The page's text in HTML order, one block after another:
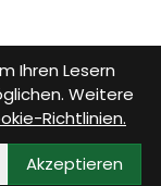
Ihren Lesern
Weitere
Richtlinien.
Akzeptieren